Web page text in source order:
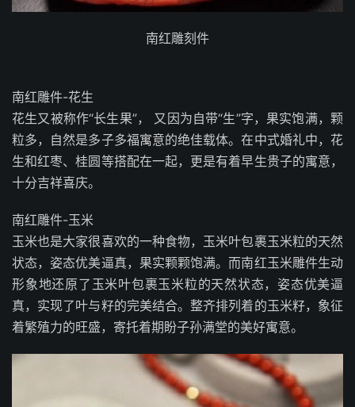
南红雕刻件
南红雕件-花生
花生又被称作“长生果”， 又因为自带“生”字，果实饱满，颗
粒多，自然是多子多福寓意的绝佳载体。在中式婚礼中，花
生和红枣、桂圆等搭配在一起，更是有着早生贵子的寓意，
十分吉祥喜庆。
南红雕件-玉米
玉米也是大家很喜欢的一种食物，玉米叶包裹玉米粒的天然
状态，姿态优美逼真，果实颗颗饱满。而南红玉米雕件生动
形象地还原了玉米叶包裹玉米粒的天然状态，姿态优美逼
真，实现了叶与籽的完美结合。整齐排列着的玉米籽，象征
着繁殖力的旺盛，寄托着期盼子孙满堂的美好寓意。